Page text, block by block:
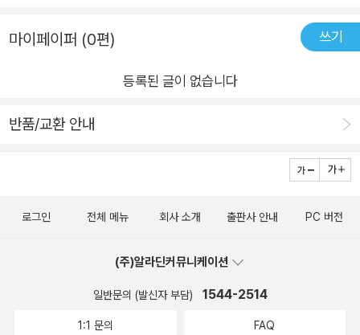
는 단연코 개인적인 문제”임을 강조한다. 더욱이 바흐는 건반에
하고 통제력을 늘릴 수 있다고 설명한다. 재기 넘치고 도발적인
기번스, 리하르트 슈트라우스, 페툴라 클라크를 향한 편애, 그리
적 견해를 솔직하게 밝힌다. 레퍼토리 선정, 피아노의 터치와 템
신랄함을 내뿜는 굴드의 발언을 읽노라면, 그의 특이해 보이는 행
대한 해박한 지식, 깊은 이해와 숙고에서 비롯된 것임을 생생하게
마이페이퍼 (0편) 쓰기
등록된 글이 없습니다
반품/교환 안내
로그인 전체 메뉴 회사 소개 출판사 안내 PC 버전
(주)알라딘커뮤니케이션
일반문의 (발신자 부담) 1544-2514
1:1 문의 FAQ